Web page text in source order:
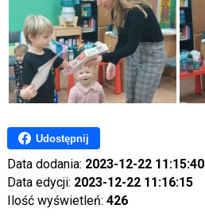
Udostępnij
Data dodania: 2023-12-22 11:15:40
Data edycji: 2023-12-22 11:16:15
Ilość wyświetleń: 426